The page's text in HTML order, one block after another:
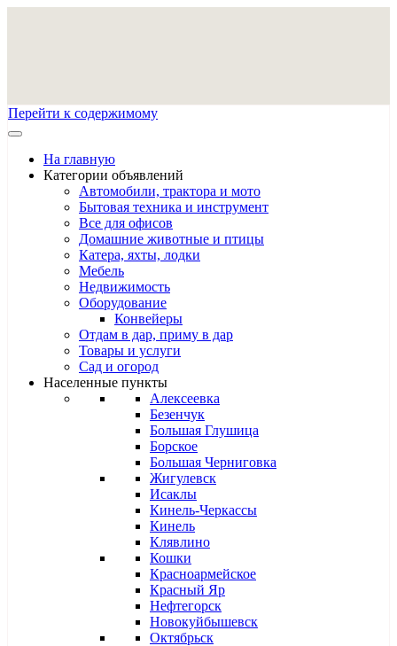
Перейти к содержимому
На главную
Категории объявлений
Автомобили, трактора и мото
Бытовая техника и инструмент
Все для офисов
Домашние животные и птицы
Катера, яхты, лодки
Мебель
Недвижимость
Оборудование
Конвейеры
Отдам в дар, приму в дар
Товары и услуги
Сад и огород
Населенные пункты
Алексеевка
Безенчук
Большая Глушица
Борское
Большая Черниговка
Жигулевск
Исаклы
Кинель-Черкассы
Кинель
Клявлино
Кошки
Красноармейское
Красный Яр
Нефтегорск
Новокуйбышевск
Октябрьск